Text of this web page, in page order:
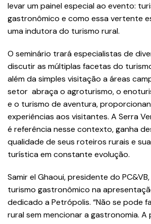
levar um painel especial ao evento:
gastronômico e como essa vertente
uma indutora do turismo rural.
O seminário trará especialistas de
discutir as múltiplas facetas do
além da simples visitação a áreas
setor abraça o agroturismo, o
e o turismo de aventura,
experiências aos visitantes. A Serra
é referência nesse contexto, ganha
qualidade de seus roteiros rurais e
turística em constante evolução.
Samir el Ghaoui, presidente do
turismo gastronômico na
dedicado a Petrópolis. “Não se pode
rural sem mencionar a gastronomia.